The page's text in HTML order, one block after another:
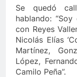
Se quedó
hablando:
con Reyes
Nicolás Elías
Martínez,
López,
Camilo Peña”.